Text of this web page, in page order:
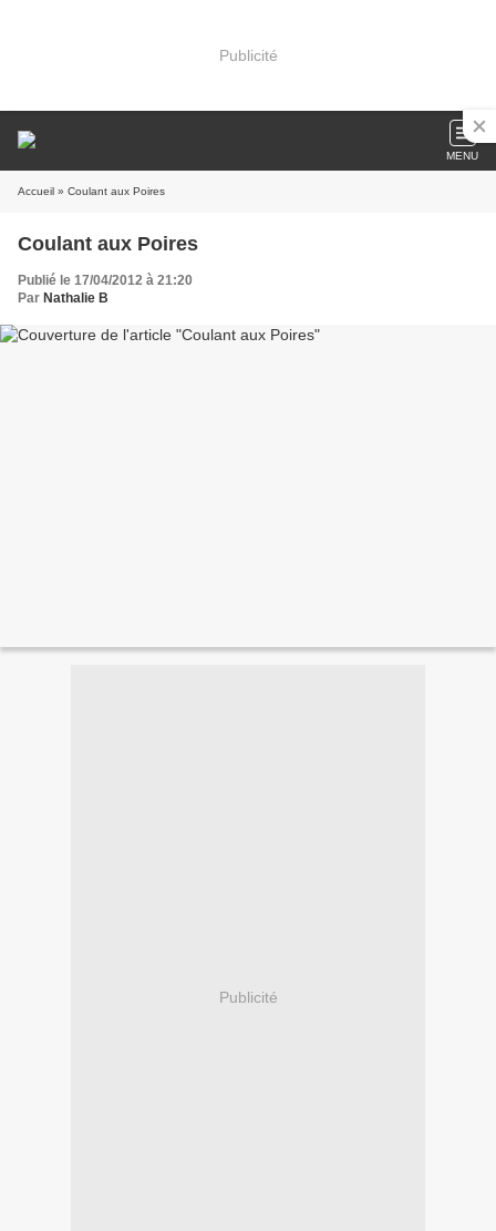
Publicité
MENU
Accueil » Coulant aux Poires
Coulant aux Poires
Publié le 17/04/2012 à 21:20
Par Nathalie B
Publicité